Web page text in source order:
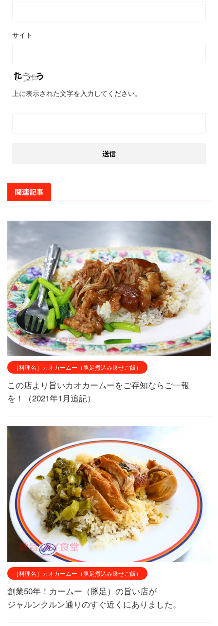
サイト
上に表示された文字を入力してください。
関連記事
［料理名］カオカームー（豚足煮込み乗せご飯）
この店より旨いカオカームーをご存知ならご一報
を！（2021年1月追記）
［料理名］カオカームー（豚足煮込み乗せご飯）
創業50年！カームー（豚足）の旨い店が
ジャルンクルン通りのすぐ近くにありました。